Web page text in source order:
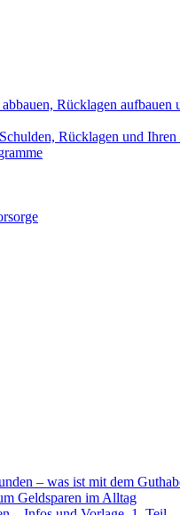
Rücklagen aufbauen
Rücklagen und
– was ist mit dem
Geldsparen im Alltag